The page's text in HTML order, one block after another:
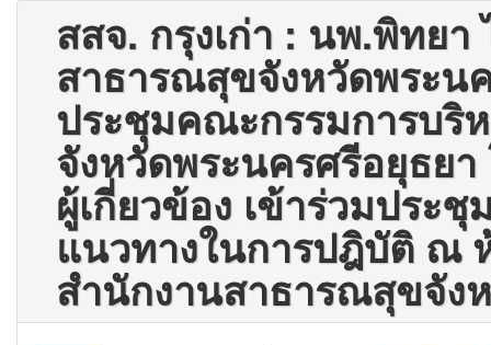
สสจ. กรุงเก่า : นพ.พิทย
สาธารณสุขจังหวัดพระน
ประชุมคณะกรรมการบริ
จังหวัดพระนครศรีอยุธย
ผู้เกี่ยวข้อง เข้าร่วมประ
แนวทางในการปฎิบัติ ณ
สำนักงานสาธารณสุขจัง